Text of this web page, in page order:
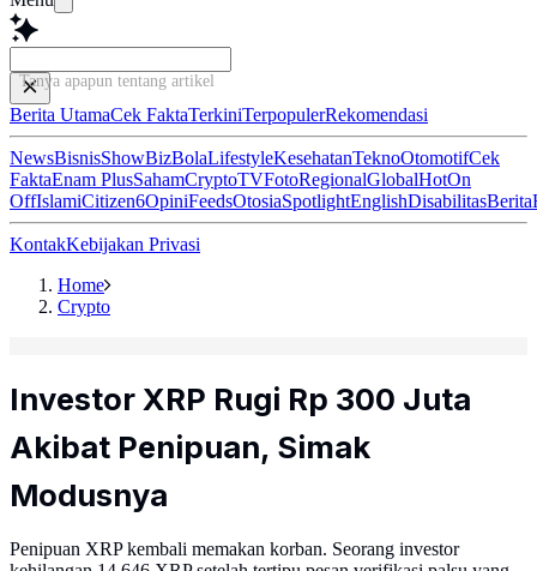
Tanya apapun tentang artikel ini...
Berita UtamaCek FaktaTerkiniTerpopulerRekomendasi
NewsBisnisShowBizBolaLifestyleKesehatanTeknoOtomotifCek
FaktaEnam PlusSahamCryptoTVFotoRegionalGlobalHotOn
OffIslamiCitizen6OpiniFeedsOtosiaSpotlightEnglishDisabilitasBerita
KontakKebijakan Privasi
Home
Crypto
Investor XRP Rugi Rp 300 Juta
Akibat Penipuan, Simak
Modusnya
Penipuan XRP kembali memakan korban. Seorang investor